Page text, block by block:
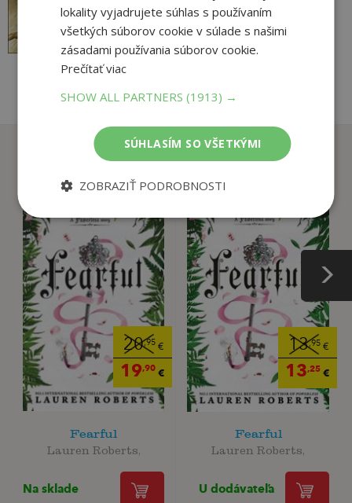
11,99€
dejinách...
pridať do košíka
Zákazníci, ktorí si kúpili
20,95€
19,90€
Fearful
Lauren Roberts,
Na sklade
13,95€
13,25€
Fearful
Lauren Roberts,
U dodávateľa
lokality vyjadrujete súhlas s používaním
všetkých súborov cookie v súlade s našimi
zásadami používania súborov cookie.
Prečítať viac
SHOW ALL PARTNERS(1913) →
SÚHLASÍM SO VŠETKÝMI
ZOBRAZIŤ PODROBNOSTI